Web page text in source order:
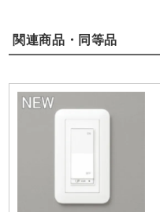
関連商品・同等品